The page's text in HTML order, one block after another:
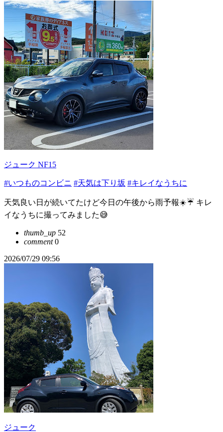
ジューク NF15
#いつものコンビニ #天気は下り坂 #キレイなうちに
天気良い日が続いてたけど今日の午後から雨予報☀️☔️ キレ
イなうちに撮ってみました😅
thumb_up 52
comment0
2026/07/29 09:56
ジューク